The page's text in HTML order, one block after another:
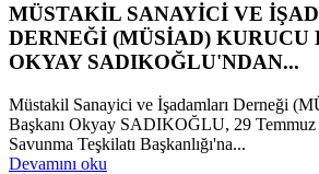
MÜSTAKİL SANAYİCİ VE
DERNEĞİ (MÜSİAD) KURUCU
OKYAY SADIKOĞLU'NDAN...
Müstakil Sanayici ve İşadamları Derneği
Başkanı Okyay SADIKOĞLU, 29 Temmuz
Savunma Teşkilatı Başkanlığı'na...
Devamını oku